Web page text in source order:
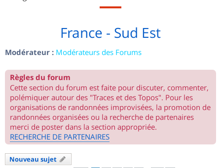
France - Sud Est
Modérateur : Modérateurs des Forums
Règles du forum
Cette section du forum est faite pour discuter, commenter,
polémiquer autour des "Traces et des Topos". Pour les
organisations de randonnées improvisées, la promotion de
randonnées organisées ou la recherche de partenaires
merci de poster dans la section appropriée.
RECHERCHE DE PARTENAIRES
Nouveau sujet